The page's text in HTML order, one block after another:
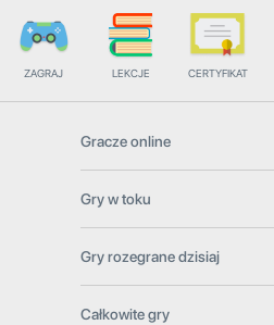
ZAGRAJ LEKCJE CERTYFIKAT
Gracze online
Gry w toku
Gry rozegrane dzisiaj
Całkowite gry